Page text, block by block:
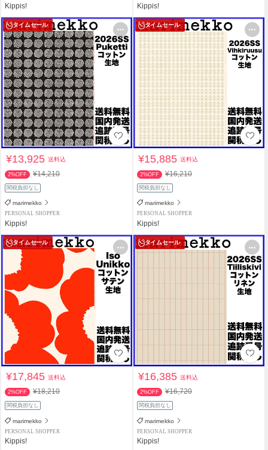
Kippis! Kippis!
タイムセール
¥13,925送料込
2%OFF ¥14,210
関税負担なし
marimekko
PERSONAL SHOPPER
Kippis!
タイムセール
¥15,885送料込
2%OFF ¥16,210
関税負担なし
marimekko
PERSONAL SHOPPER
Kippis!
タイムセール
¥17,845送料込
2%OFF ¥18,210
関税負担なし
marimekko
PERSONAL SHOPPER
Kippis!
タイムセール
¥16,385送料込
2%OFF ¥16,720
関税負担なし
marimekko
PERSONAL SHOPPER
Kippis!